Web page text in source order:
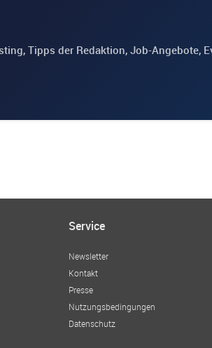
Tipps der Redaktion, Job-Angebote,
Service
Newsletter
Kontakt
Presse
Nutzungsbedingungen
Datenschutz